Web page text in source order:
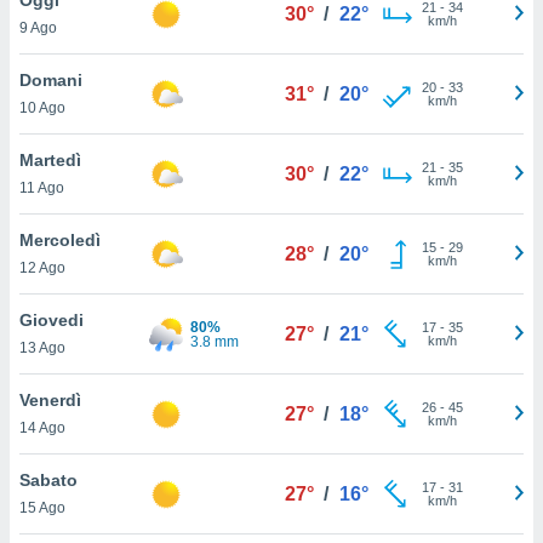
è
al sito
di
ci
di
il
un
la
nella
9 Ago
30° / 22° 21 - 34
km/h
Domani
10 Ago
31° / 20° 20- 33
km/h
Martedì
11 Ago
30° / 22° 21 - 35
km/h
Mercoledì
12 Ago
28° / 20° 15- 29
km/h
Giovedi
13 Ago
80%
3.8 mm
27° / 21° 17- 35
km/h
Venerdì
14 Ago
27° / 18° 26- 45
km/h
Sabato
15 Ago
27° / 16° 17- 31
km/h